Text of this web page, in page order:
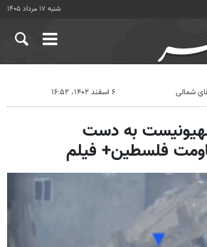
شنبه ۱۷ مرداد ۱۴۰۵
شمالی ۶ اسفند ۱۴۰۲، ۱۶:۵۲
به دست
فلسطین+ فیلم